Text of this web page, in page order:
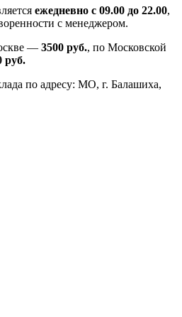
ежедневно с 09.00 до 22.00,
с менеджером.
— 3500 руб., по Московской
руб.
по адресу: МО, г. Балашиха,